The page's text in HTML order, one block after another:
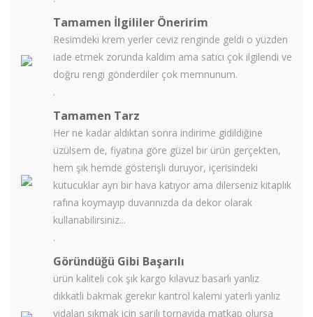
Tamamen İlgililer Öneririm
Resimdeki krem yerler ceviz renginde geldi o yüzden
iade etmek zorunda kaldım ama satıcı çok ilgilendi ve
doğru rengi gönderdiler çok memnunum.
.
Tamamen Tarz
Her ne kadar aldıktan sonra indirime gidildiğine
üzülsem de, fiyatına göre güzel bir ürün gerçekten,
hem şık hemde gösterişli duruyor, içerisindeki
kutucuklar ayrı bir hava katıyor ama dilerseniz kitaplık
rafına koymayıp duvarınızda da dekor olarak
kullanabilirsiniz...
.
Göründüğü Gibi Başarılı
ürün kaliteli cok şık kargo kılavuz basarlı yanlız
dıkkatli bakmak gerekır kantrol kalemi yaterli yanlız
vidaları sıkmak için şarjlı tornavida matkap olursa